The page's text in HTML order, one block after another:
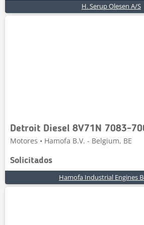
H. Serup Olesen A/S
Detroit Diesel 8V71N 7083-
Motores • Hamofa B.V. - Belgium, BE
Solicitados
Hamofa Industrial Engines